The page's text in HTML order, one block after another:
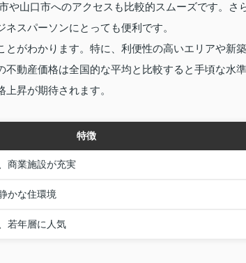
や山口市へのアクセスも比較的スムーズです。さ
スパーソンにとっても便利です。
がわかります。特に、利便性の高いエリアや新築
動産価格は全国的な平均と比較すると手頃な水準
昇が期待されます。
特徴
商業施設が充実
かな住環境
若年層に人気